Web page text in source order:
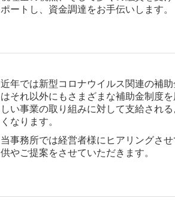
ポートし、資金調達をお手伝いします。
近年では新型コロナウイルス関連の補
はそれ以外にもさまざまな補助金制度
しい事業の取り組みに対して支給され
くなります。
当事務所では経営者様にヒアリングさ
供やご提案をさせていただきます。